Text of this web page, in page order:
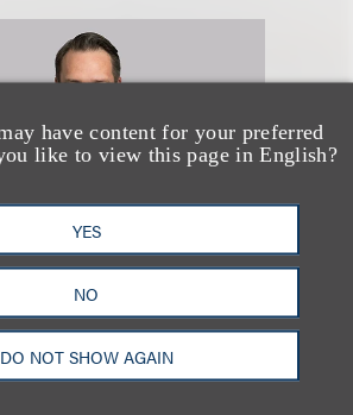
have content for your preferred
like to view this page in English?
YES
NO
DO NOT SHOW AGAIN
O'Connor III